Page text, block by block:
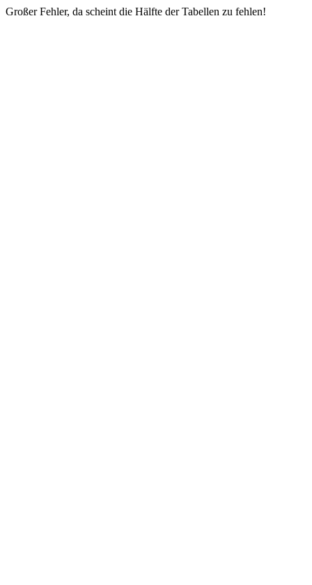
Großer Fehler, da scheint die Hälfte der Tabellen zu fehlen!